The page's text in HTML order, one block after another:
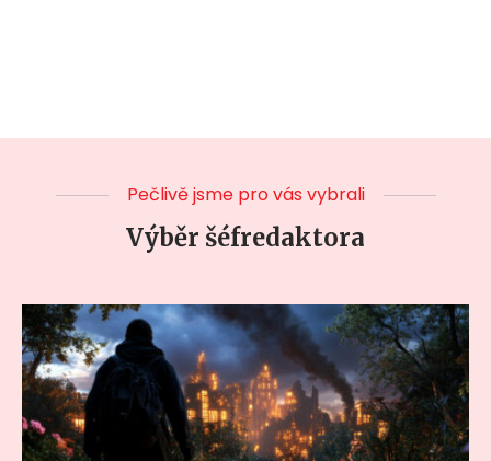
Pečlivě jsme pro vás vybrali
Výběr šéfredaktora